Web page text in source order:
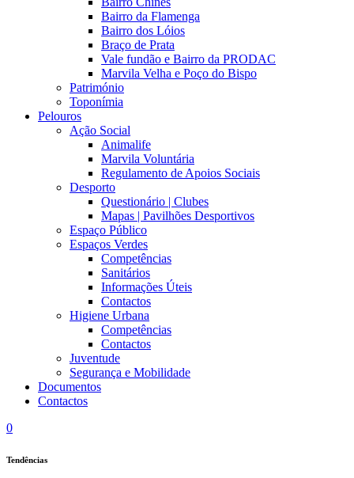
Bairro da Flamenga
Bairro dos Lóios
Braço de Prata
Vale fundão e Bairro da PRODAC
Marvila Velha e Poço do Bispo
Património
Toponímia
Pelouros
Ação Social
Animalife
Marvila Voluntária
Regulamento de Apoios Sociais
Desporto
Questionário | Clubes
Mapas | Pavilhões Desportivos
Espaço Público
Espaços Verdes
Competências
Sanitários
Informações Úteis
Contactos
Higiene Urbana
Competências
Contactos
Juventude
Segurança e Mobilidade
Documentos
Contactos
0
Tendências